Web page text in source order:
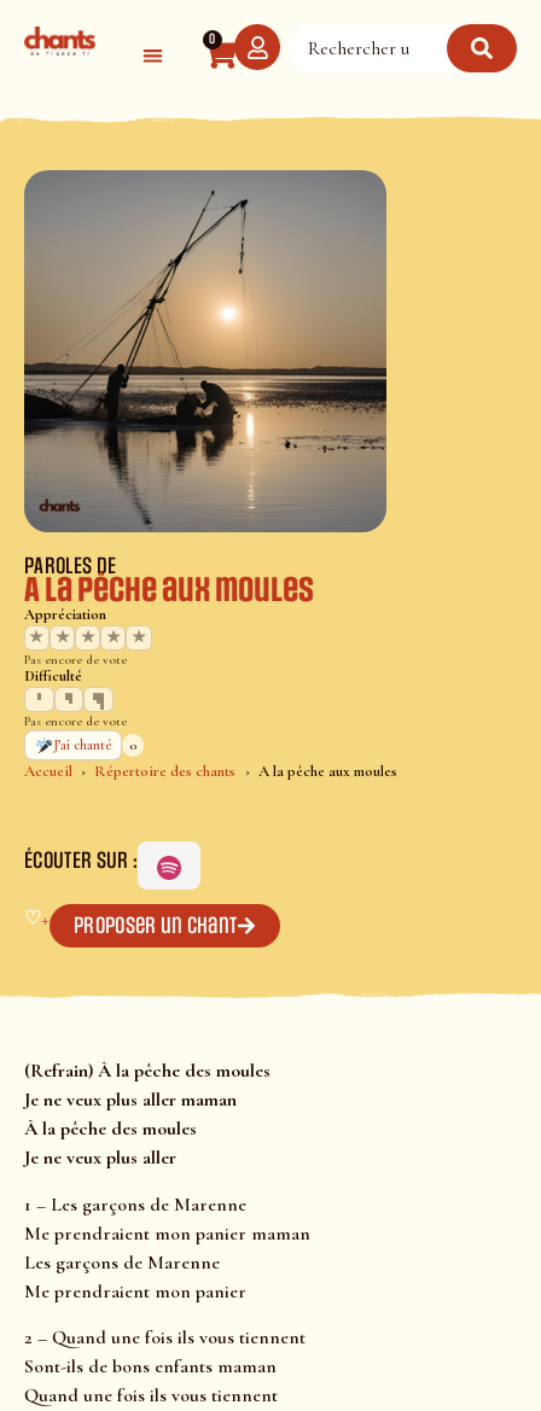
0
Accueil Répertoire des chants A la pêche aux moules
PAROLES DE
A la pêche aux moules
Appréciation
★
★ ★ ★ ★
Pas encore de vote
Difficulté
Pas encore de vote
J’ai chanté
0
ÉCOUTER SUR :
♡+ Proposer un chant
(Refrain) À la pêche des moules
Je ne veux plus aller maman
À la pêche des moules
Je ne veux plus aller
1 – Les garçons de Marenne
Me prendraient mon panier maman
Les garçons de Marenne
Me prendraient mon panier
2 – Quand une fois ils vous tiennent
Sont-ils de bons enfants maman
Quand une fois ils vous tiennent